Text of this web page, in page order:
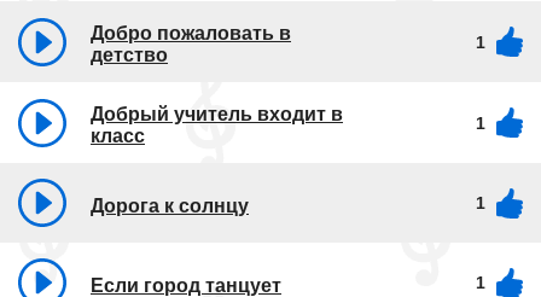
Добро пожаловать в
детство
1
Добрый учитель входит в
класс
1
Дорога к солнцу 1
Если город танцует 1